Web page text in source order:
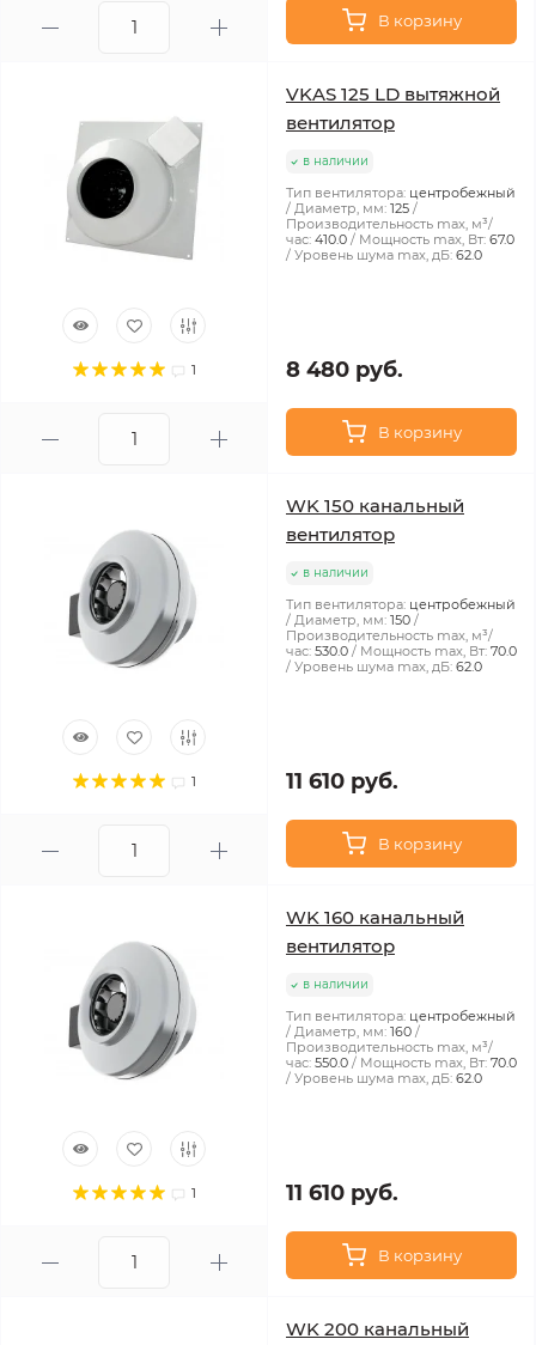
В корзину
1
VKAS 125 LD вытяжной
вентилятор
в наличии
Тип вентилятора: центробежный
Диаметр, мм: 125
Производительность max, м³/
час: 410.0 Мощность max, Вт: 67.0
Уровень шума max, дБ: 62.0
8 480 руб.
В корзину
1
WK 150 канальный
вентилятор
в наличии
Тип вентилятора: центробежный
Диаметр, мм: 150
Производительность max, м³/
час: 530.0 Мощность max, Вт: 70.0
Уровень шума max, дБ: 62.0
11 610 руб.
В корзину
1
WK 160 канальный
вентилятор
в наличии
Тип вентилятора: центробежный
Диаметр, мм: 160
Производительность max, м³/
час: 550.0 Мощность max, Вт: 70.0
Уровень шума max, дБ: 62.0
11 610 руб.
В корзину
WK 200 канальный